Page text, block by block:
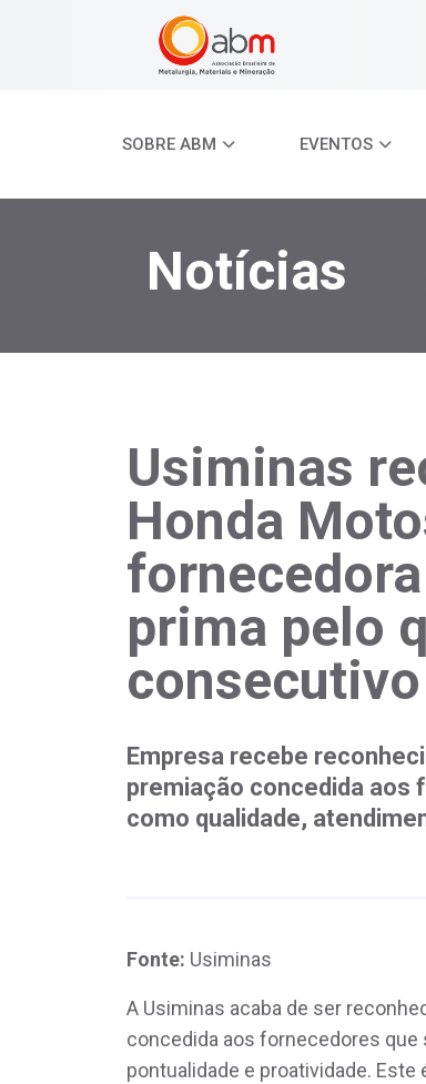
SOBRE ABM EVENTOS
Notícias
Usiminas
Honda
prima pelo
consecutivo
Empresa recebe
premiação concedida
como qualidade,
Fonte: Usiminas
A Usiminas acaba de ser
concedida aos fornecedores
pontualidade e proatividade.